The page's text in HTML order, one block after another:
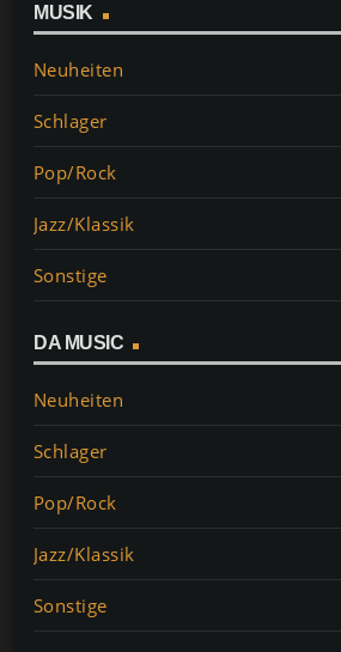
► Audio-CD:
► Vinyl:
https://amzn.to/368MwKc
EAN: 4002587733322
MUSIK
Neuheiten
Schlager
Pop/Rock
Jazz/Klassik
Sonstige
DA MUSIC
Neuheiten
Schlager
Pop/Rock
Jazz/Klassik
Sonstige